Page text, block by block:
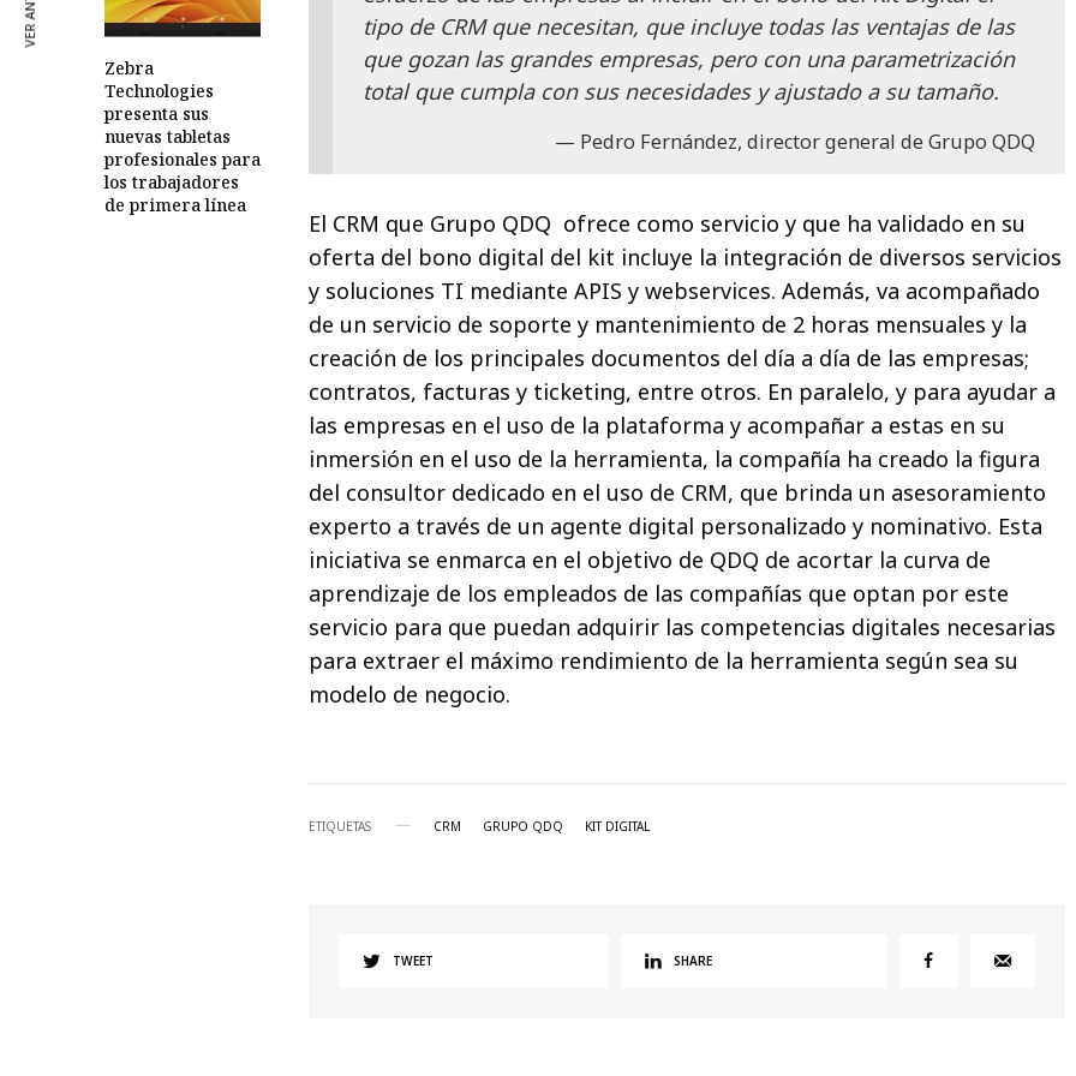
Zebra
Technologies
presenta sus
nuevas tabletas
profesionales para
los trabajadores
de primera línea
tipo de CRM que necesitan, que incluye todas las ventajas de las
que gozan las grandes empresas, pero con una parametrización
total que cumpla con sus necesidades y ajustado a su tamaño.
Pedro Fernández, director general de Grupo QDQ
El CRM que Grupo QDQ ofrece como servicio y que ha validado en su
oferta del bono digital del kit incluye la integración de diversos servicios
y soluciones TI mediante APIS y webservices. Además, va acompañado
de un servicio de soporte y mantenimiento de 2 horas mensuales y la
creación de los principales documentos del día a día de las empresas;
contratos, facturas y ticketing, entre otros. En paralelo, y para ayudar a
las empresas en el uso de la plataforma y acompañar a estas en su
inmersión en el uso de la herramienta, la compañía ha creado la figura
del consultor dedicado en el uso de CRM, que brinda un asesoramiento
experto a través de un agente digital personalizado y nominativo. Esta
iniciativa se enmarca en el objetivo de QDQ de acortar la curva de
aprendizaje de los empleados de las compañías que optan por este
servicio para que puedan adquirir las competencias digitales necesarias
para extraer el máximo rendimiento de la herramienta según sea su
modelo de negocio.
ETIQUETAS CRM GRUPO QDQ KIT DIGITAL
TWEET SHARE